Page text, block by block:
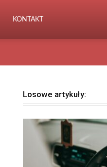
KONTAKT
Losowe artykuły: